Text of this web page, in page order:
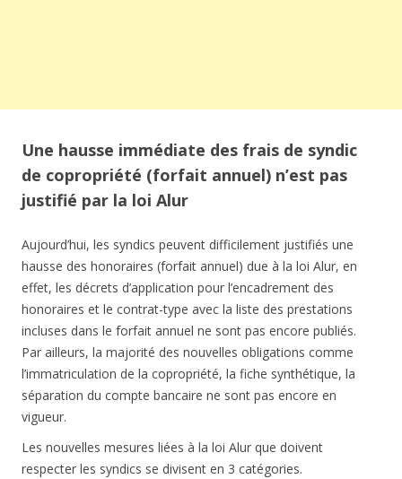
Une hausse immédiate des frais de syndic
de copropriété (forfait annuel) n’est pas
justifié par la loi Alur
Aujourd’hui, les syndics peuvent difficilement justifiés une
hausse des honoraires (forfait annuel) due à la loi Alur, en
effet, les décrets d’application pour l’encadrement des
honoraires et le contrat-type avec la liste des prestations
incluses dans le forfait annuel ne sont pas encore publiés.
Par ailleurs, la majorité des nouvelles obligations comme
l’immatriculation de la copropriété, la fiche synthétique, la
séparation du compte bancaire ne sont pas encore en
vigueur.
Les nouvelles mesures liées à la loi Alur que doivent
respecter les syndics se divisent en 3 catégories.